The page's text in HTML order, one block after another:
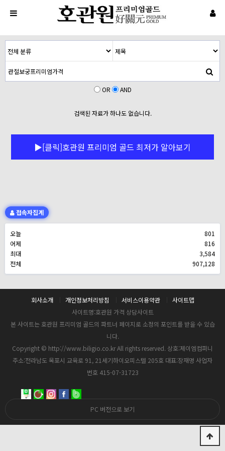
OR AND
검색된 자료가 하나도 없습니다.
▶[클릭]호관원 프리미엄 골드 최저가 알아보기
접속자집계
오늘
801
어제
816
최대
3,584
전체
907,128
회사소개 개인정보처리방침 서비스이용약관
사이트맵
사이트명:호관원 가격 상담사이트
본 사이트는 호관원 프리미엄 골드의 파트너 페이지로 소정의 포인트를 받을 수 있습
니다.
Copyright © http://www.biligio.co.kr All rights reserved. 상호:제이엠컴퍼니
주소:전라남도 목포시 교육로 91, 21세기하이오피스텔 205호 대표:장재명 사업자
번호 415-07-31723
PC 버전으로 보기